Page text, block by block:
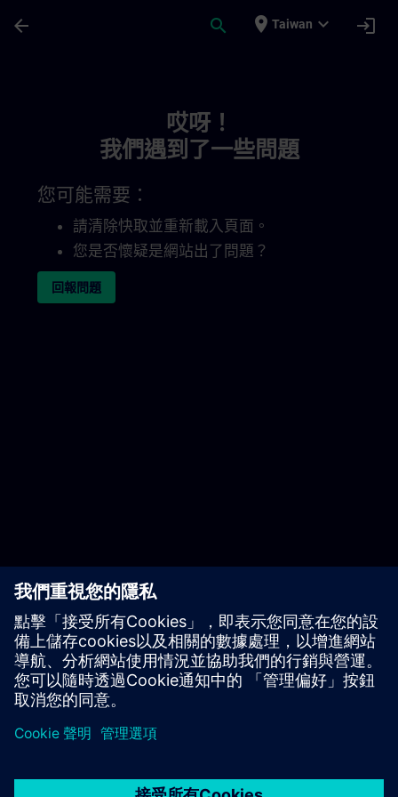
arrow_back search place Taiwan expand_more login
哎呀！
我們遇到了一些問題
您可能需要：
請清除快取並重新載入頁面。
您是否懷疑是網站出了問題？
回報問題